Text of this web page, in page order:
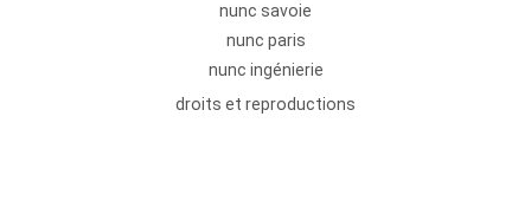
nunc savoie
nunc paris
nunc ingénierie
droits et reproductions